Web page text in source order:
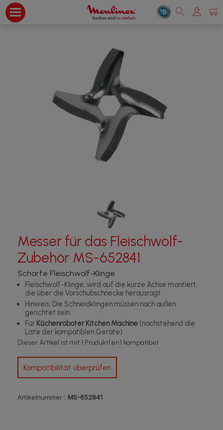
Messer für das Fleischwolf-
Zubehör MS-652841
Scharfe Fleischwolf-Klinge
Fleischwolf-Klinge, wird auf die kurze Achse montiert,
die über die Vorschubschnecke herausragt.
Hinweis: Die Schneidklingen müssen nach außen
gerichtet sein.
Für Küchenroboter Kitchen Machine (nachstehend die
Liste der kompatiblen Geräte)
Dieser Artikel ist mit 1 Produkt(en) kompatibel
Kompatibilität überprüfen
Artikelnummer : MS-652841